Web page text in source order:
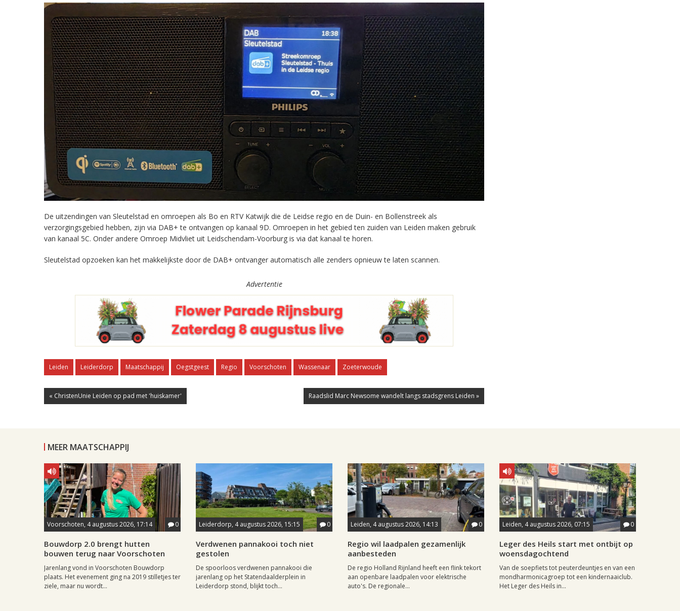
De uitzendingen van Sleutelstad en omroepen als Bo en RTV Katwijk die de Leidse regio en de Duin- en Bollenstreek als
verzorgingsgebied hebben, zijn via DAB+ te ontvangen op kanaal 9D. Omroepen in het gebied ten zuiden van Leiden maken gebruik
van kanaal 5C. Onder andere Omroep Midvliet uit Leidschendam-Voorburg is via dat kanaal te horen.
Sleutelstad opzoeken kan het makkelijkste door de DAB+ ontvanger automatisch alle zenders opnieuw te laten scannen.
Advertentie
Leiden Leiderdorp Maatschappij Oegstgeest Regio Voorschoten Wassenaar Zoeterwoude
« ChristenUnie Leiden op pad met 'huiskamer' Raadslid Marc Newsome wandelt langs stadsgrens Leiden »
MEER MAATSCHAPPIJ
Voorschoten, 4 augustus 2026, 17:14 0
Bouwdorp 2.0 brengt hutten
bouwen terug naar Voorschoten
Jarenlang vond in Voorschoten Bouwdorp
plaats. Het evenement ging na 2019 stilletjes ter
ziele, maar nu wordt...
Leiderdorp, 4 augustus 2026, 15:15 0
Verdwenen pannakooi toch niet
gestolen
De spoorloos verdwenen pannakooi die
jarenlang op het Statendaalderplein in
Leiderdorp stond, blijkt toch...
Leiden, 4 augustus 2026, 14:13 0
Regio wil laadpalen gezamenlijk
aanbesteden
De regio Holland Rijnland heeft een flink tekort
aan openbare laadpalen voor elektrische
auto's. De regionale...
Leiden, 4 augustus 2026, 07:15 0
Leger des Heils start met ontbijt op
woensdagochtend
Van de soepfiets tot peuterdeuntjes en van een
mondharmonicagroep tot een kindernaaiclub.
Het Leger des Heils in...